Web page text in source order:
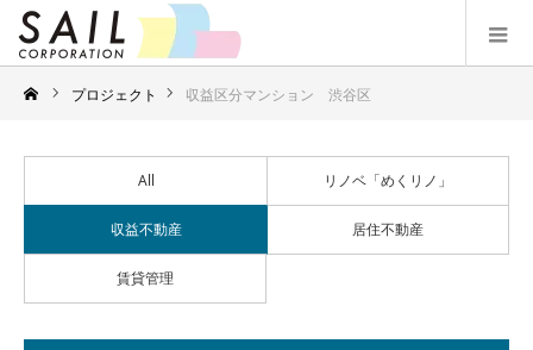
プロジェクト 収益区分マンション 渋谷区
All リノベ「めくリノ」
収益不動産 居住不動産
賃貸管理